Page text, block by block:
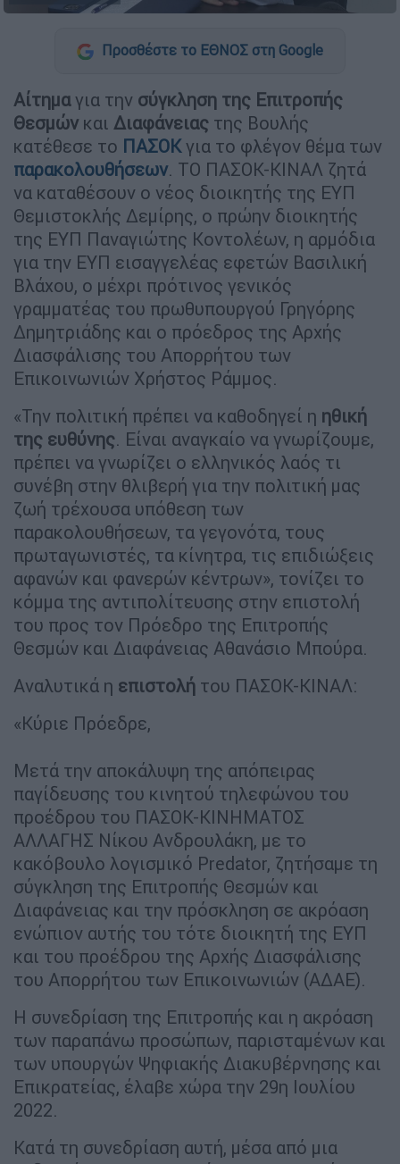
Προσθέστε το ΕΘΝΟΣ στη Google
Αίτημαγια την σύγκληση της Επιτροπής
Θεσμών και Διαφάνειας της Βουλής
κατέθεσε το ΠΑΣΟΚγια το φλέγον θέμα των
παρακολουθήσεων. ΤΟ ΠΑΣΟΚ-ΚΙΝΑΛ ζητά
να καταθέσουν ο νέος διοικητής της ΕΥΠ
Θεμιστοκλής Δεμίρης, ο πρώην διοικητής
της ΕΥΠ Παναγιώτης Κοντολέων, η αρμόδια
για την ΕΥΠ εισαγγελέας εφετών Βασιλική
Βλάχου, ο μέχρι πρότινος γενικός
γραμματέας του πρωθυπουργού Γρηγόρης
Δημητριάδης και ο πρόεδρος της Αρχής
Διασφάλισης του Απορρήτου των
Επικοινωνιών Χρήστος Ράμμος.
«Την πολιτική πρέπει να καθοδηγεί η ηθική
της ευθύνης. Είναι αναγκαίο να γνωρίζουμε,
πρέπει να γνωρίζει ο ελληνικός λαός τι
συνέβη στην θλιβερή για την πολιτική μας
ζωή τρέχουσα υπόθεση των
παρακολουθήσεων, τα γεγονότα, τους
πρωταγωνιστές, τα κίνητρα, τις επιδιώξεις
αφανών και φανερών κέντρων», τονίζει το
κόμμα της αντιπολίτευσης στην επιστολή
του προς τον Πρόεδρο της Επιτροπής
Θεσμών και Διαφάνειας Αθανάσιο Μπούρα.
Αναλυτικά η επιστολή του ΠΑΣΟΚ-ΚΙΝΑΛ:
«Κύριε Πρόεδρε,
Μετά την αποκάλυψη της απόπειρας
παγίδευσης του κινητού τηλεφώνου του
προέδρου του ΠΑΣΟΚ-ΚΙΝΗΜΑΤΟΣ
ΑΛΛΑΓΗΣ Νίκου Ανδρουλάκη, με το
κακόβουλο λογισμικό Predator, ζητήσαμε τη
σύγκληση της Επιτροπής Θεσμών και
Διαφάνειας και την πρόσκληση σε ακρόαση
ενώπιον αυτής του τότε διοικητή της ΕΥΠ
και του προέδρου της Αρχής Διασφάλισης
του Απορρήτου των Επικοινωνιών (ΑΔΑΕ).
Η συνεδρίαση της Επιτροπής και η ακρόαση
των παραπάνω προσώπων, παρισταμένων και
των υπουργών Ψηφιακής Διακυβέρνησης και
Επικρατείας, έλαβε χώρα την 29η Ιουλίου
2022.
Κατά τη συνεδρίαση αυτή, μέσα από μια